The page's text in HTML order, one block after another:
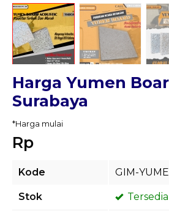
Harga Yumen
Surabaya
*Harga mulai
Rp
Kode GIM-
Stok Tersedia